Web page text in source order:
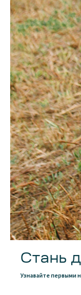
Стань
Узнавайте первыми